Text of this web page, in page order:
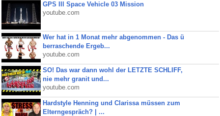
GPS III Space Vehicle 03 Mission
youtube.com
Wer hat in 1 Monat mehr abgenommen - Das ü
berraschende Ergeb...
youtube.com
SO! Das war dann wohl der LETZTE SCHLIFF,
nie mehr granit und...
youtube.com
Hardstyle Henning und Clarissa müssen zum
Elterngespräch? | ...